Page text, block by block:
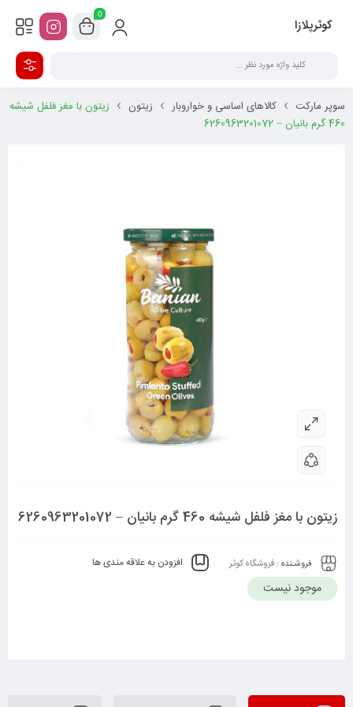
کوثرپلازا
0
سوپر مارکت کالاهای اساسی و خواروبار زیتون
زیتون با مغز فلفل شیشه
460 گرم بانیان – 6260963201072
زیتون با مغز فلفل شیشه 460 گرم بانیان – 6260963201072
فروشـنده : فروشگاه کوثر افزودن به علاقه مندی ها
موجود نیست